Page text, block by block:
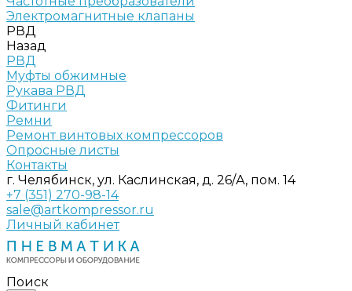
Электромагнитные клапаны
РВД
Назад
РВД
Муфты обжимные
Рукава РВД
Фитинги
Ремни
Ремонт винтовых компрессоров
Опросные листы
Контакты
г. Челябинск, ул. Каслинская, д. 26/А, пом. 14
+7 (351) 270-98-14
sale@artkompressor.ru
Личный кабинет
Поиск